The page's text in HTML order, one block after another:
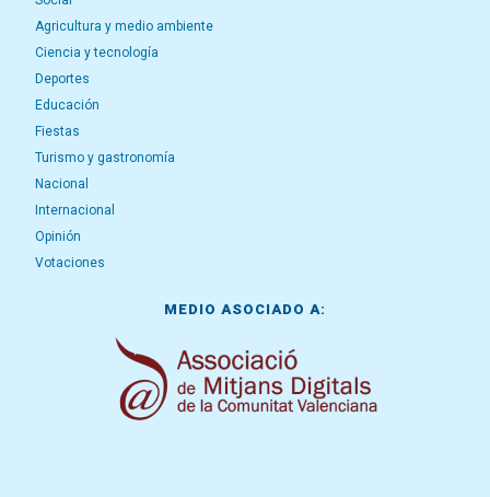
Agricultura y medio ambiente
Ciencia y tecnología
Deportes
Educación
Fiestas
Turismo y gastronomía
Nacional
Internacional
Opinión
Votaciones
MEDIO ASOCIADO A: